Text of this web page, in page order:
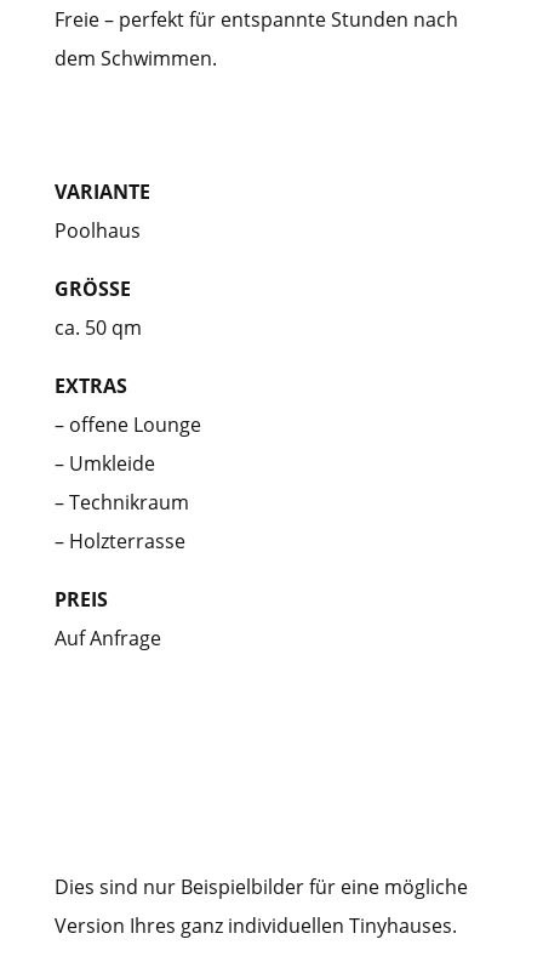
Freie – perfekt für entspannte Stunden nach
dem Schwimmen.
VARIANTE
Poolhaus
GRÖSSE
ca. 50 qm
EXTRAS
– offene Lounge
– Umkleide
– Technikraum
– Holzterrasse
PREIS
Auf Anfrage
Dies sind nur Beispielbilder für eine mögliche
Version Ihres ganz individuellen Tinyhauses.